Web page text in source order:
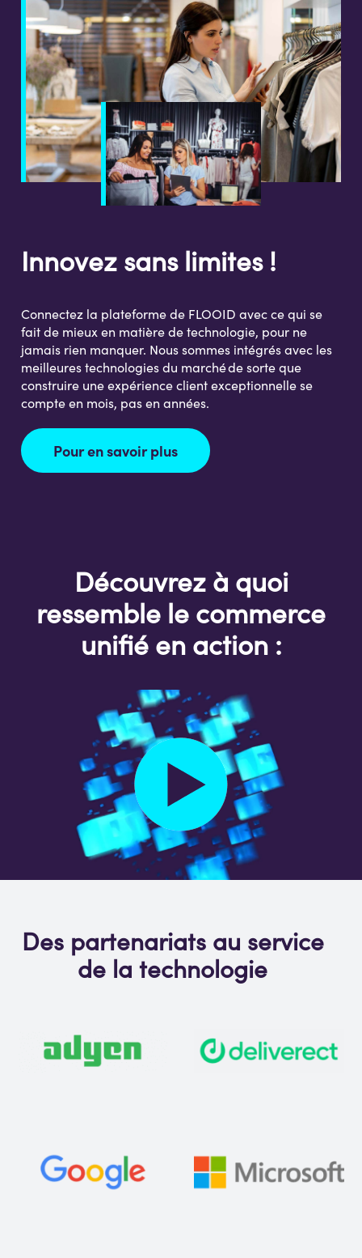
Innovez sans limites !
Connectez la plateforme de FLOOID avec ce qui se
fait de mieux en matière de technologie, pour ne
jamais rien manquer. Nous sommes intégrés avec les
meilleures technologies du marché de sorte que
construire une expérience client exceptionnelle se
compte en mois, pas en années.
Pour en savoir plus
Découvrez à quoi
ressemble le commerce
unifié en action :
Des partenariats au service
de la technologie